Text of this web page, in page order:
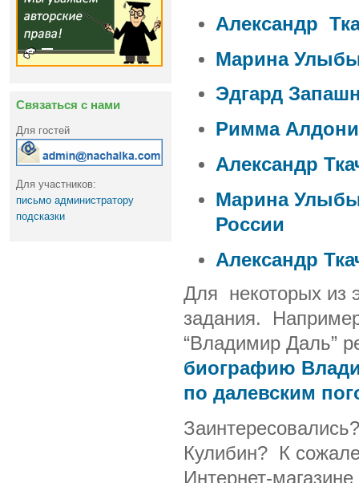
Связаться с нами
Для гостей
Для участников:
письмо администратору
подсказки
Александр
Марина
Эдгард
Римма
Александр
Марина
России
Александр
Для некоторых из
задания.
“Владимир Даль”
биографию
по далевским
Кулибин? К
Интернет-